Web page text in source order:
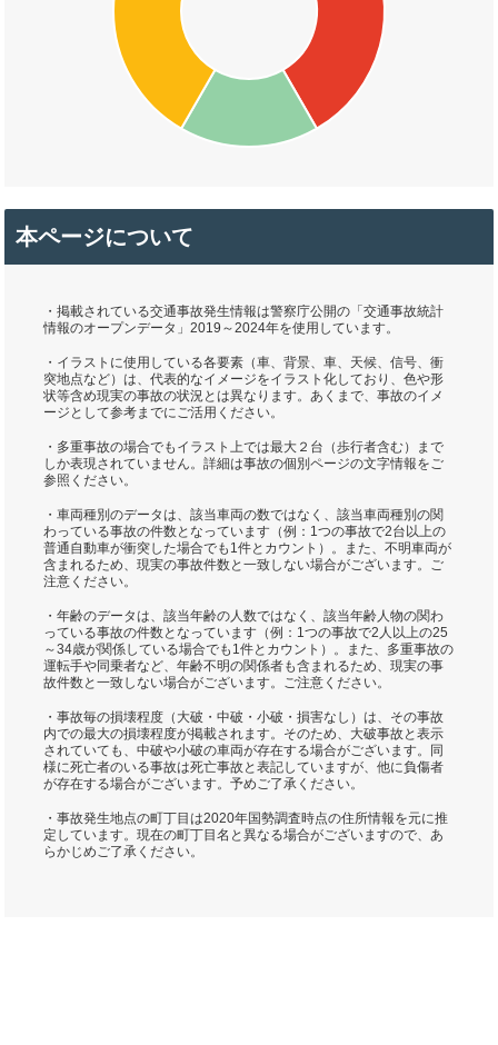
本ページについて
・掲載されている交通事故発生情報は警察庁公開の「交通事故統計
情報のオープンデータ」2019～2024年を使用しています。
・イラストに使用している各要素（車、背景、車、天候、信号、衝
突地点など）は、代表的なイメージをイラスト化しており、色や形
状等含め現実の事故の状況とは異なります。あくまで、事故のイメ
ージとして参考までにご活用ください。
・多重事故の場合でもイラスト上では最大２台（歩行者含む）まで
しか表現されていません。詳細は事故の個別ページの文字情報をご
参照ください。
・車両種別のデータは、該当車両の数ではなく、該当車両種別の関
わっている事故の件数となっています（例：1つの事故で2台以上の
普通自動車が衝突した場合でも1件とカウント）。また、不明車両が
含まれるため、現実の事故件数と一致しない場合がございます。ご
注意ください。
・年齢のデータは、該当年齢の人数ではなく、該当年齢人物の関わ
っている事故の件数となっています（例：1つの事故で2人以上の25
～34歳が関係している場合でも1件とカウント）。また、多重事故の
運転手や同乗者など、年齢不明の関係者も含まれるため、現実の事
故件数と一致しない場合がございます。ご注意ください。
・事故毎の損壊程度（大破・中破・小破・損害なし）は、その事故
内での最大の損壊程度が掲載されます。そのため、大破事故と表示
されていても、中破や小破の車両が存在する場合がございます。同
様に死亡者のいる事故は死亡事故と表記していますが、他に負傷者
が存在する場合がございます。予めご了承ください。
・事故発生地点の町丁目は2020年国勢調査時点の住所情報を元に推
定しています。現在の町丁目名と異なる場合がございますので、あ
らかじめご了承ください。